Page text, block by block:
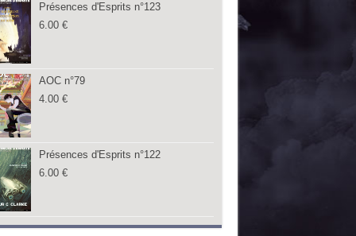
Présences d'Esprits n°123
6.00 €
AOC n°79
4.00 €
Présences d'Esprits n°122
6.00 €